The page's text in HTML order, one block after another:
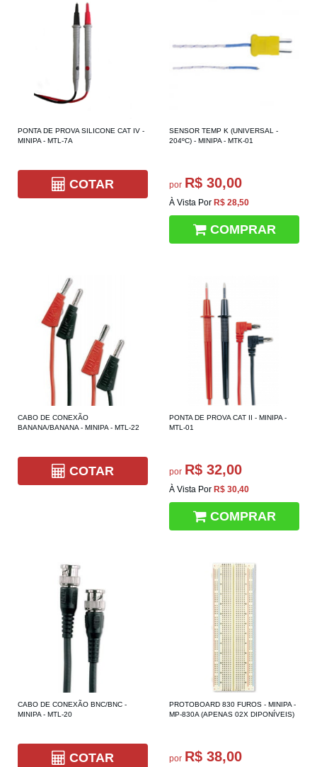
PONTA DE PROVA SILICONE CAT IV -
MINIPA - MTL-7A
COTAR
SENSOR TEMP K (UNIVERSAL -
204ºC) - MINIPA - MTK-01
por R$ 30,00
À Vista Por R$ 28,50
COMPRAR
CABO DE CONEXÃO
BANANA/BANANA - MINIPA - MTL-22
COTAR
PONTA DE PROVA CAT II - MINIPA -
MTL-01
por R$ 32,00
À Vista Por R$ 30,40
COMPRAR
CABO DE CONEXÃO BNC/BNC -
MINIPA - MTL-20
COTAR
PROTOBOARD 830 FUROS - MINIPA -
MP-830A (APENAS 02X DIPONÍVEIS)
por R$ 38,00